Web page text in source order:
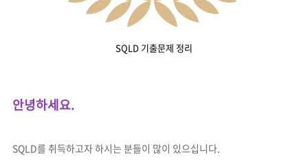
SQLD 기출문제 정리
안녕하세요.
SQLD를 취득하고자 하시는 분들이 많이 있으십니다.